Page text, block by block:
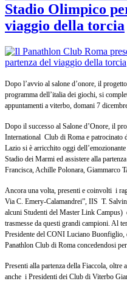
Stadio Olimpico
viaggio della torcia
Dopo l’avvio al salone d’onore, il
programma dell’italia dei giochi, si
appuntamenti a viterbo, domani 7
Dopo il successo al Salone d’Onore, il
International Club di Roma e
Lazio si è arricchito oggi
Stadio dei Marmi ed assistere alla
Francisca, Achille Polonara, Giammarco
Ancora una volta, presenti e coinvolti i
Via C. Emery-Calamandrei”, IIS T.
alcuni Studenti del Master Link Campus)
trasmesse da questi grandi campioni. Al
Presidente del CONI Luciano Buonfiglio,
Panathlon Club di Roma concedendosi
Presenti alla partenza della Fiaccola,
anche i Presidenti dei Club di Viterbo